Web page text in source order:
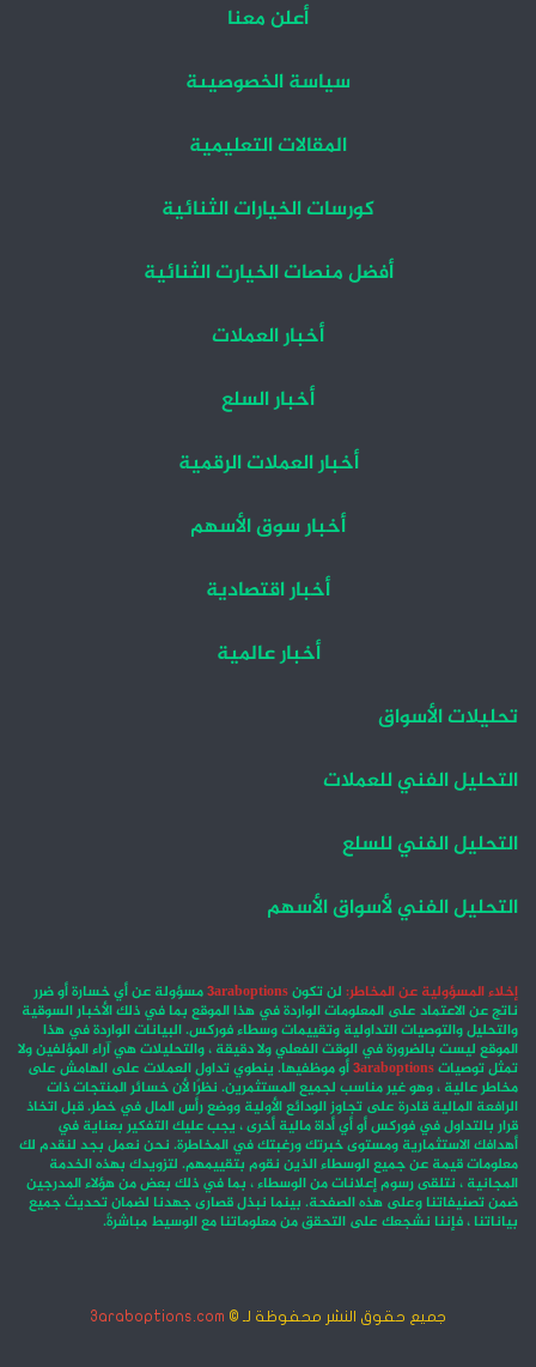
أعلن معنا
سياسة الخصوصيىة
المقالات التعليمية
كورسات الخيارات الثنائية
أفضل منصات الخيارت الثنائية
أخبار العملات
أخبار السلع
أخبار العملات الرقمية
أخبار سوق الأسهم
أخبار اقتصادية
أخبار عالمية
تحليلات الأسواق
التحليل الفني للعملات
التحليل الفني للسلع
التحليل الفني لأسواق الأسهم
إخلاء المسؤولية عن المخاطر: لن تكون3araboptionsمسؤولة عن أي خسارة أو ضرر
ناتج عن الاعتماد على المعلومات الواردة في هذا الموقع بما في ذلك الأخبار السوقية
والتحليل والتوصيات التداولية وتقييمات وسطاء فوركس. البيانات الواردة في هذا
الموقع ليست بالضرورة في الوقت الفعلي ولا دقيقة ، والتحليلات هي آراء المؤلفين ولا
تمثل توصيات3araboptionsأو موظفيها. ينطوي تداول العملات على الهامش على
مخاطر عالية ، وهو غير مناسب لجميع المستثمرين. نظرًا لأن خسائر المنتجات ذات
الرافعة المالية قادرة على تجاوز الودائع الأولية ووضع رأس المال في خطر. قبل اتخاذ
قرار بالتداول في فوركس أو أي أداة مالية أخرى ، يجب عليك التفكير بعناية في
أهدافك الاستثمارية ومستوى خبرتك ورغبتك في المخاطرة. نحن نعمل بجد لنقدم لك
معلومات قيمة عن جميع الوسطاء الذين نقوم بتقييمهم. لتزويدك بهذه الخدمة
المجانية ، نتلقى رسوم إعلانات من الوسطاء ، بما في ذلك بعض من هؤلاء المدرجين
ضمن تصنيفاتنا وعلى هذه الصفحة. بينما نبذل قصارى جهدنا لضمان تحديث جميع
بياناتنا ، فإننا نشجعك على التحقق من معلوماتنا مع الوسيط مباشرةً.
جميع حقوق النشر محفوظة لـ © 3araboptions.com